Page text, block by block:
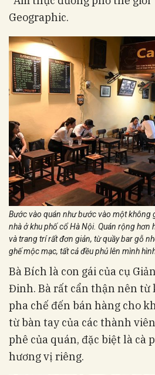
Geographic.
Bước vào quán như bước vào một không
nhà ở khu phố cổ Hà Nội. Quán rộng hơn
và trang trí rất đơn giản, từ quầy bar gỗ
ghế mộc mạc, tất cả đều phủ lên mình
Bà Bích là con gái của cụ
Đinh. Bà rất cẩn thận nên từ
pha chế đến bán hàng cho
từ bàn tay của các thành
phê của quán, đặc biệt là cà
hương vị riêng.